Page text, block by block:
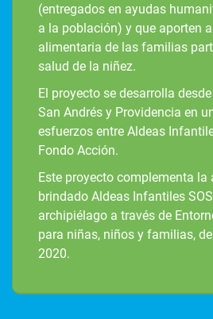
(entregados en ayudas
a la población) y que aporten
alimentaria de las familias
salud de la niñez.
El proyecto se desarrolla
San Andrés y Providencia en
esfuerzos entre Aldeas
Fondo Acción.
Este proyecto complementa la
brindado Aldeas Infantiles
archipiélago a través de
para niñas, niños y familias,
2020.